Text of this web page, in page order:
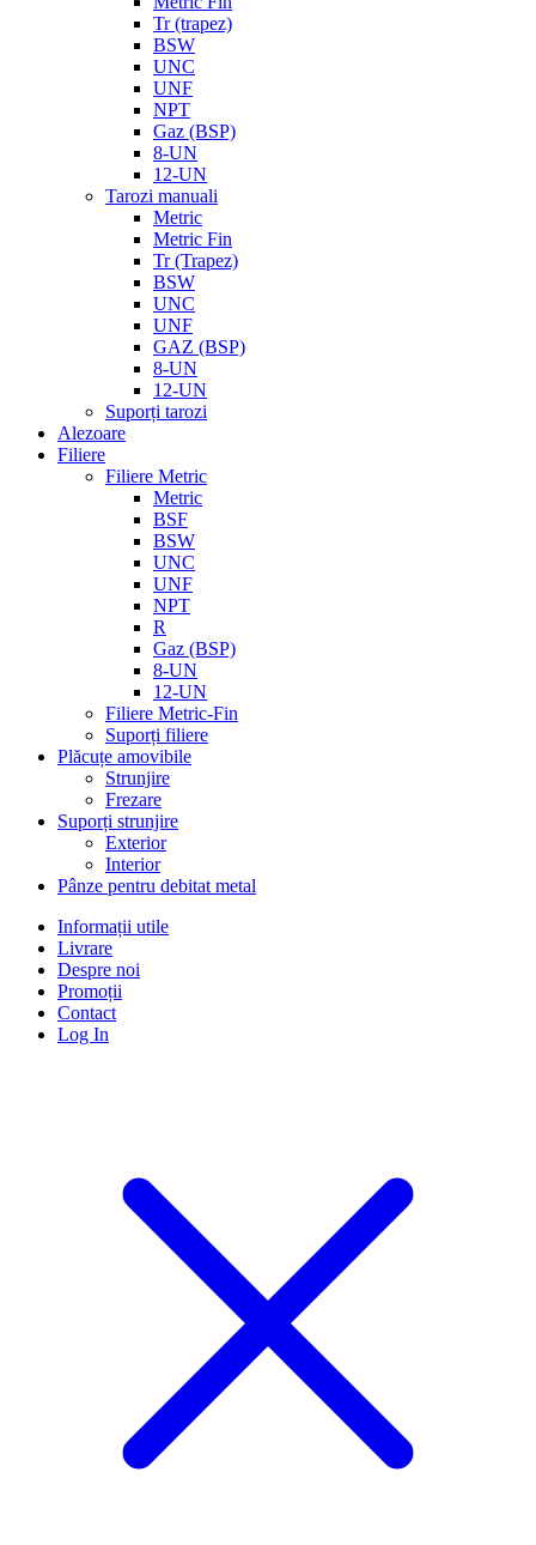
Tr (trapez)
BSW
UNC
UNF
NPT
Gaz (BSP)
8-UN
12-UN
Tarozi manuali
Metric
Metric Fin
Tr (Trapez)
BSW
UNC
UNF
GAZ (BSP)
8-UN
12-UN
Suporți tarozi
Alezoare
Filiere
Filiere Metric
Metric
BSF
BSW
UNC
UNF
NPT
R
Gaz (BSP)
8-UN
12-UN
Filiere Metric-Fin
Suporți filiere
Plăcuțe amovibile
Strunjire
Frezare
Suporți strunjire
Exterior
Interior
Pânze pentru debitat metal
Informații utile
Livrare
Despre noi
Promoții
Contact
Log In